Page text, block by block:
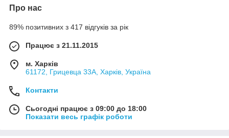
Про нас
89% позитивних з 417 відгуків за рік
Працює з 21.11.2015
м. Харків
61172, Грицевца 33А, Харків, Україна
Контакти
Сьогодні працює з 09:00 до 18:00
Показати весь графік роботи